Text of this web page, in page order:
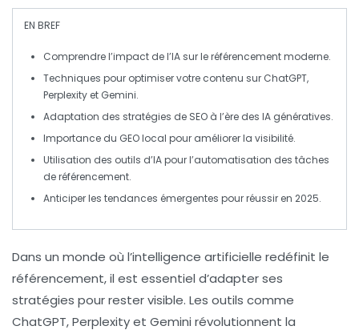
EN BREF
Comprendre l’impact de l’IA sur leréférencementmoderne.
Techniques pour optimiser votre contenu sur ChatGPT,
Perplexity et Gemini.
Adaptation des stratégies de SEO à l’ère des IA génératives.
Importance du GEO local pour améliorer la visibilité.
Utilisation des outils d’IApour l’automatisation des tâches
de référencement.
Anticiper les tendances émergentes pour réussir en 2025.
Dans un monde où l’intelligence artificielle redéfinit le
référencement, il est essentiel d’adapter ses
stratégies pour rester visible. Les outils comme
ChatGPT,Perplexityet Gemini révolutionnent la